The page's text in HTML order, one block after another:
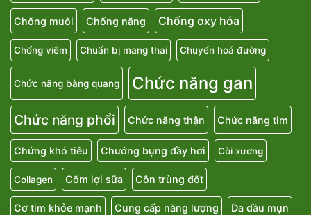
Chống muỗi Chống nắng Chống oxy hóa
Chống viêm Chuẩn bị mang thai Chuyển hoá đường
Chức năng bàng quang Chức năng gan
Chức năng phổi Chức năng thận Chức năng tim
Chứng khó tiêu Chướng bụng đầy hơi Còi xương
Collagen Cốm lợi sữa Côn trùng đốt
Cơ tim khỏe mạnh Cung cấp năng lượng Da dầu mụn